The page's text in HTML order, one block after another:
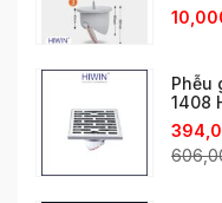
Phễu
1408